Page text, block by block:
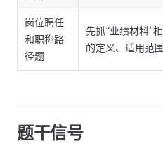
岗位聘任
和职称路
径题
先抓“业绩材料”
的定义、适用范
题干信号